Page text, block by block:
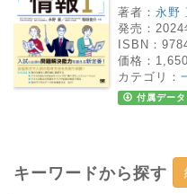
著者： 永野
発売： 2024
ISBN：
価格：
カテゴリ：
付属データ
キーワードから探す